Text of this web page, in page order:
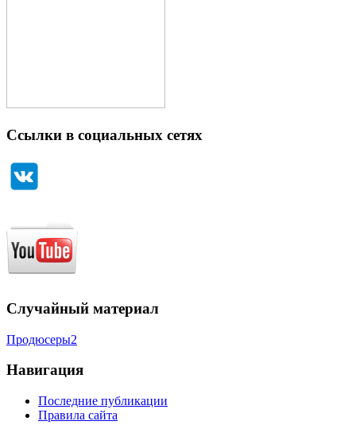
Ссылки в социальных сетях
Случайный материал
Продюсеры2
Навигация
Последние публикации
Правила сайта